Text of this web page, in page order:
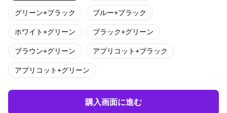
グリーン+ブラック ブルー+ブラック
ホワイト+グリーン ブラック+グリーン
ブラウン+グリーン アプリコット+ブラック
アプリコット+グリーン
購入画面に進む